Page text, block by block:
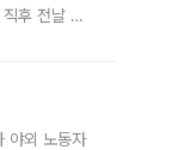
후 전날 정
야외 노동자